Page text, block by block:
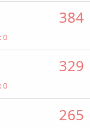
384
0
329
0
265